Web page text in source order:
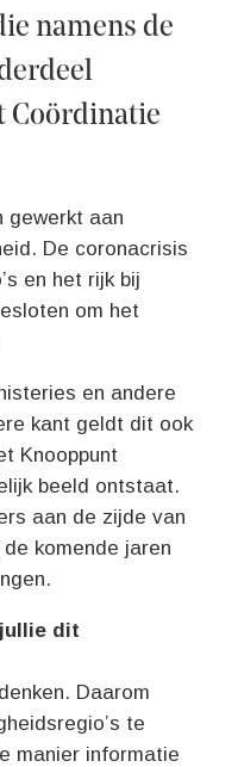
namens de
Coördinatie
gewerkt aan
De coronacrisis
en het rijk bij
om het
en andere
kant geldt dit ook
Knooppunt
beeld ontstaat.
aan de zijde van
komende jaren
dit
Daarom
te
manier informatie